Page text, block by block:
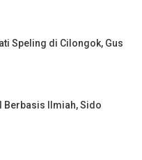
Speling di Cilongok, Gus
Berbasis Ilmiah, Sido